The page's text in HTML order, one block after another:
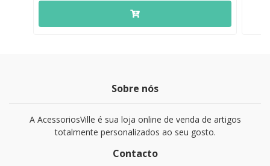
Sobre nós
A AcessoriosVille é sua loja online de venda de artigos
totalmente personalizados ao seu gosto.
Contacto